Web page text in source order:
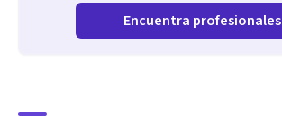
Encuentra profesionales